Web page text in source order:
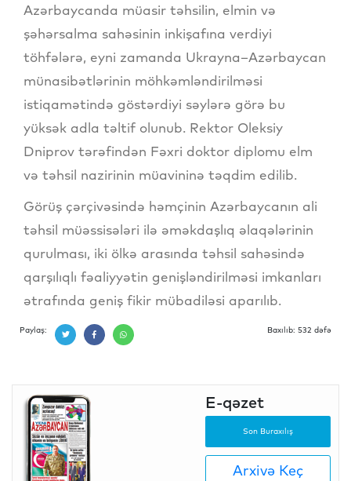
Azərbaycanda müasir təhsilin, elmin və
şəhərsalma sahəsinin inkişafına verdiyi
töhfələrə, eyni zamanda Ukrayna–Azərbaycan
münasibətlərinin möhkəmləndirilməsi
istiqamətində göstərdiyi səylərə görə bu
yüksək adla təltif olunub. Rektor Oleksiy
Dniprov tərəfindən Fəxri doktor diplomu elm
və təhsil nazirinin müavininə təqdim edilib.
Görüş çərçivəsində həmçinin Azərbaycanın ali
təhsil müəssisələri ilə əməkdaşlıq əlaqələrinin
qurulması, iki ölkə arasında təhsil sahəsində
qarşılıqlı fəaliyyətin genişləndirilməsi imkanları
ətrafında geniş fikir mübadiləsi aparılıb.
Paylaş: Baxılıb: 532 dəfə
E-qəzet
Son Buraxılış
Arxivə Keç